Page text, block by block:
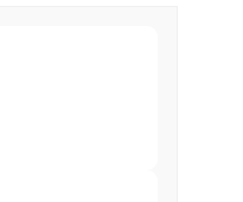
パートナーシップ
ています。これら
能し、ユーザーが
キュリティに貢献